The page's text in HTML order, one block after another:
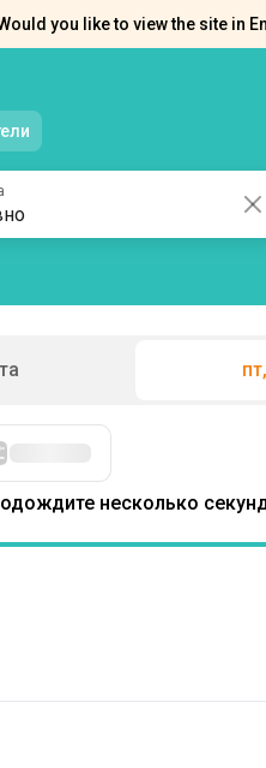
you like to view the site in